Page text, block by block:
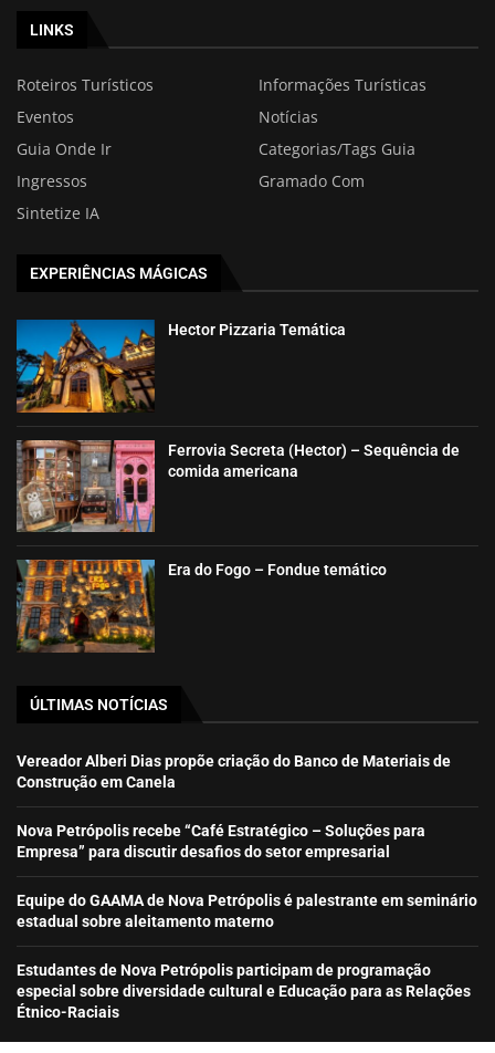
LINKS
Roteiros Turísticos
Informações Turísticas
Eventos
Notícias
Guia Onde Ir
Categorias/Tags Guia
Ingressos
Gramado Com
Sintetize IA
EXPERIÊNCIAS MÁGICAS
Hector Pizzaria Temática
Ferrovia Secreta (Hector) – Sequência de
comida americana
Era do Fogo – Fondue temático
ÚLTIMAS NOTÍCIAS
Vereador Alberi Dias propõe criação do Banco de Materiais de
Construção em Canela
Nova Petrópolis recebe “Café Estratégico – Soluções para
Empresa” para discutir desafios do setor empresarial
Equipe do GAAMA de Nova Petrópolis é palestrante em seminário
estadual sobre aleitamento materno
Estudantes de Nova Petrópolis participam de programação
especial sobre diversidade cultural e Educação para as Relações
Étnico-Raciais